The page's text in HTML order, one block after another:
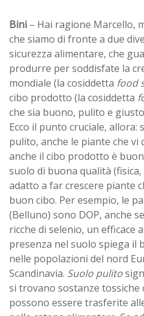
Bini – Hai ragione Marcello,
che siamo di fronte a due
sicurezza alimentare, che
produrre per soddisfate la
mondiale (la cosiddetta food
cibo prodotto (la cosiddetta
che sia buono, pulito e
Ecco il punto cruciale, allora:
pulito, anche le piante che vi
anche il cibo prodotto è
suolo di buona qualità
adatto a far crescere piante
buon cibo. Per esempio, le
(Belluno) sono DOP, anche
ricche di selenio, un efficace
presenza nel suolo spiega il
nelle popolazioni del nord
Scandinavia. Suolo pulito
si trovano sostanze tossiche
possono essere trasferite